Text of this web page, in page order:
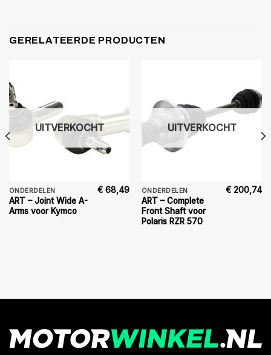
GERELATEERDE PRODUCTEN
UITVERKOCHT
ONDERDELEN
ART – Joint Wide A-
Arms voor Kymco
€ 68,49
UITVERKOCHT
ONDERDELEN
ART – Complete
Front Shaft voor
Polaris RZR 570
€ 200,74